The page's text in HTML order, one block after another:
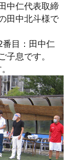
中仁代表取締
田中北斗様で
目：田中仁
子息です。